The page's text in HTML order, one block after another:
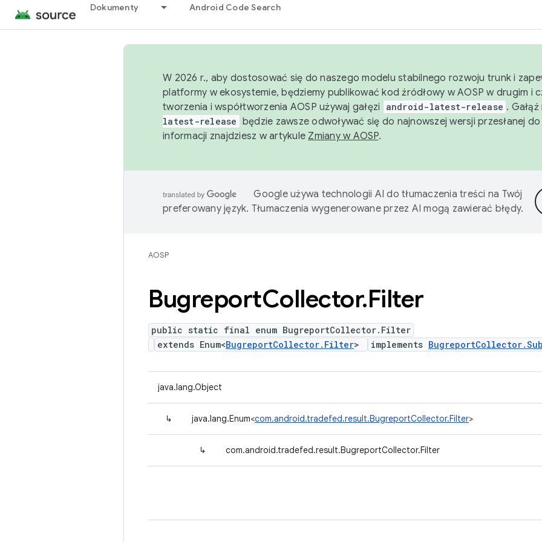
Dokumenty Android Code Search
W 2026 r., aby dostosować się do naszego modelu stabilnego rozwoju trunk i
platformy w ekosystemie, będziemy publikować kod źródłowy w AOSP w drugim i
tworzenia i współtworzenia AOSP używaj gałęzi
android-latest-release .
latest-release będzie zawsze odwoływać się do najnowszej wersji przesłanej do
informacji znajdziesz w artykule Zmiany w AOSP.
Google używa technologii AI do tłumaczenia treści na Twój
preferowany język. Tłumaczenia wygenerowane przez AI mogą zawierać błędy.
AOSP
BugreportCollector.Filter
public static final enum BugreportCollector.Filter
extends Enum<BugreportCollector.Filter> implements
java.lang.Object
↳ java.lang.Enum<com.android.tradefed.result.BugreportCollector.Filter>
↳ com.android.tradefed.result.BugreportCollector.Filter